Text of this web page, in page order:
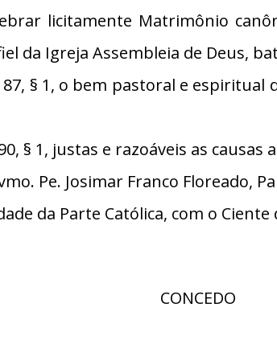
licitamente Matrimônio
da Igreja Assembleia de Deus,
87, § 1, o bem pastoral e
§ 1, justas e razoáveis as
Pe. Josimar Franco Floreado,
da Parte Católica, com o
CONCEDO